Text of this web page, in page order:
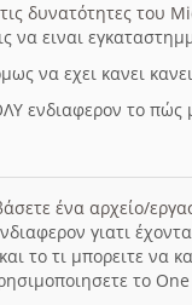
δυνατότητες του
να ειναι
να εχει κανει
ενδιαφερον το
ένα αρχείο/
γιατι
το τι μπορειτε να
το